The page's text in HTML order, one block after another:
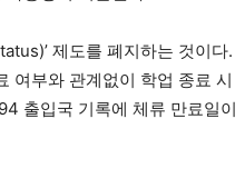
제도를 폐지하는 것이다.
여부와 관계없이 학업 종료 시
출입국 기록에 체류 만료일이